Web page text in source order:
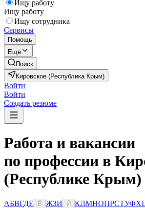
Ищу работу
Ищу работу
Ищу сотрудника
Сервисы
Помощь
Ещё
Поиск
Кировское (Республика Крым)
Войти
Войти
Создать резюме
Работа и вакансии
по профессии в
(Республике Крым)
АБВГДЕ Ё ЖЗИ Й КЛМНОПРСТУФХ